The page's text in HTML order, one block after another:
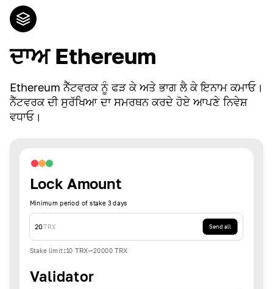
ਦਾਅ Ethereum
Ethereum ਨੈੱਟਵਰਕ ਨੂੰ ਫੜ ਕੇ ਅਤੇ ਭਾਗ ਲੈ ਕੇ ਇਨਾਮ ਕਮਾਓ।
ਨੈੱਟਵਰਕ ਦੀ ਸੁਰੱਖਿਆ ਦਾ ਸਮਰਥਨ ਕਰਦੇ ਹੋਏ ਆਪਣੇ ਨਿਵੇਸ਼
ਵਧਾਓ।
Lock Amount
Minimum period of stake 3 days
20TRX Send all
Stake limit:10 TRX-20000 TRX
Validator